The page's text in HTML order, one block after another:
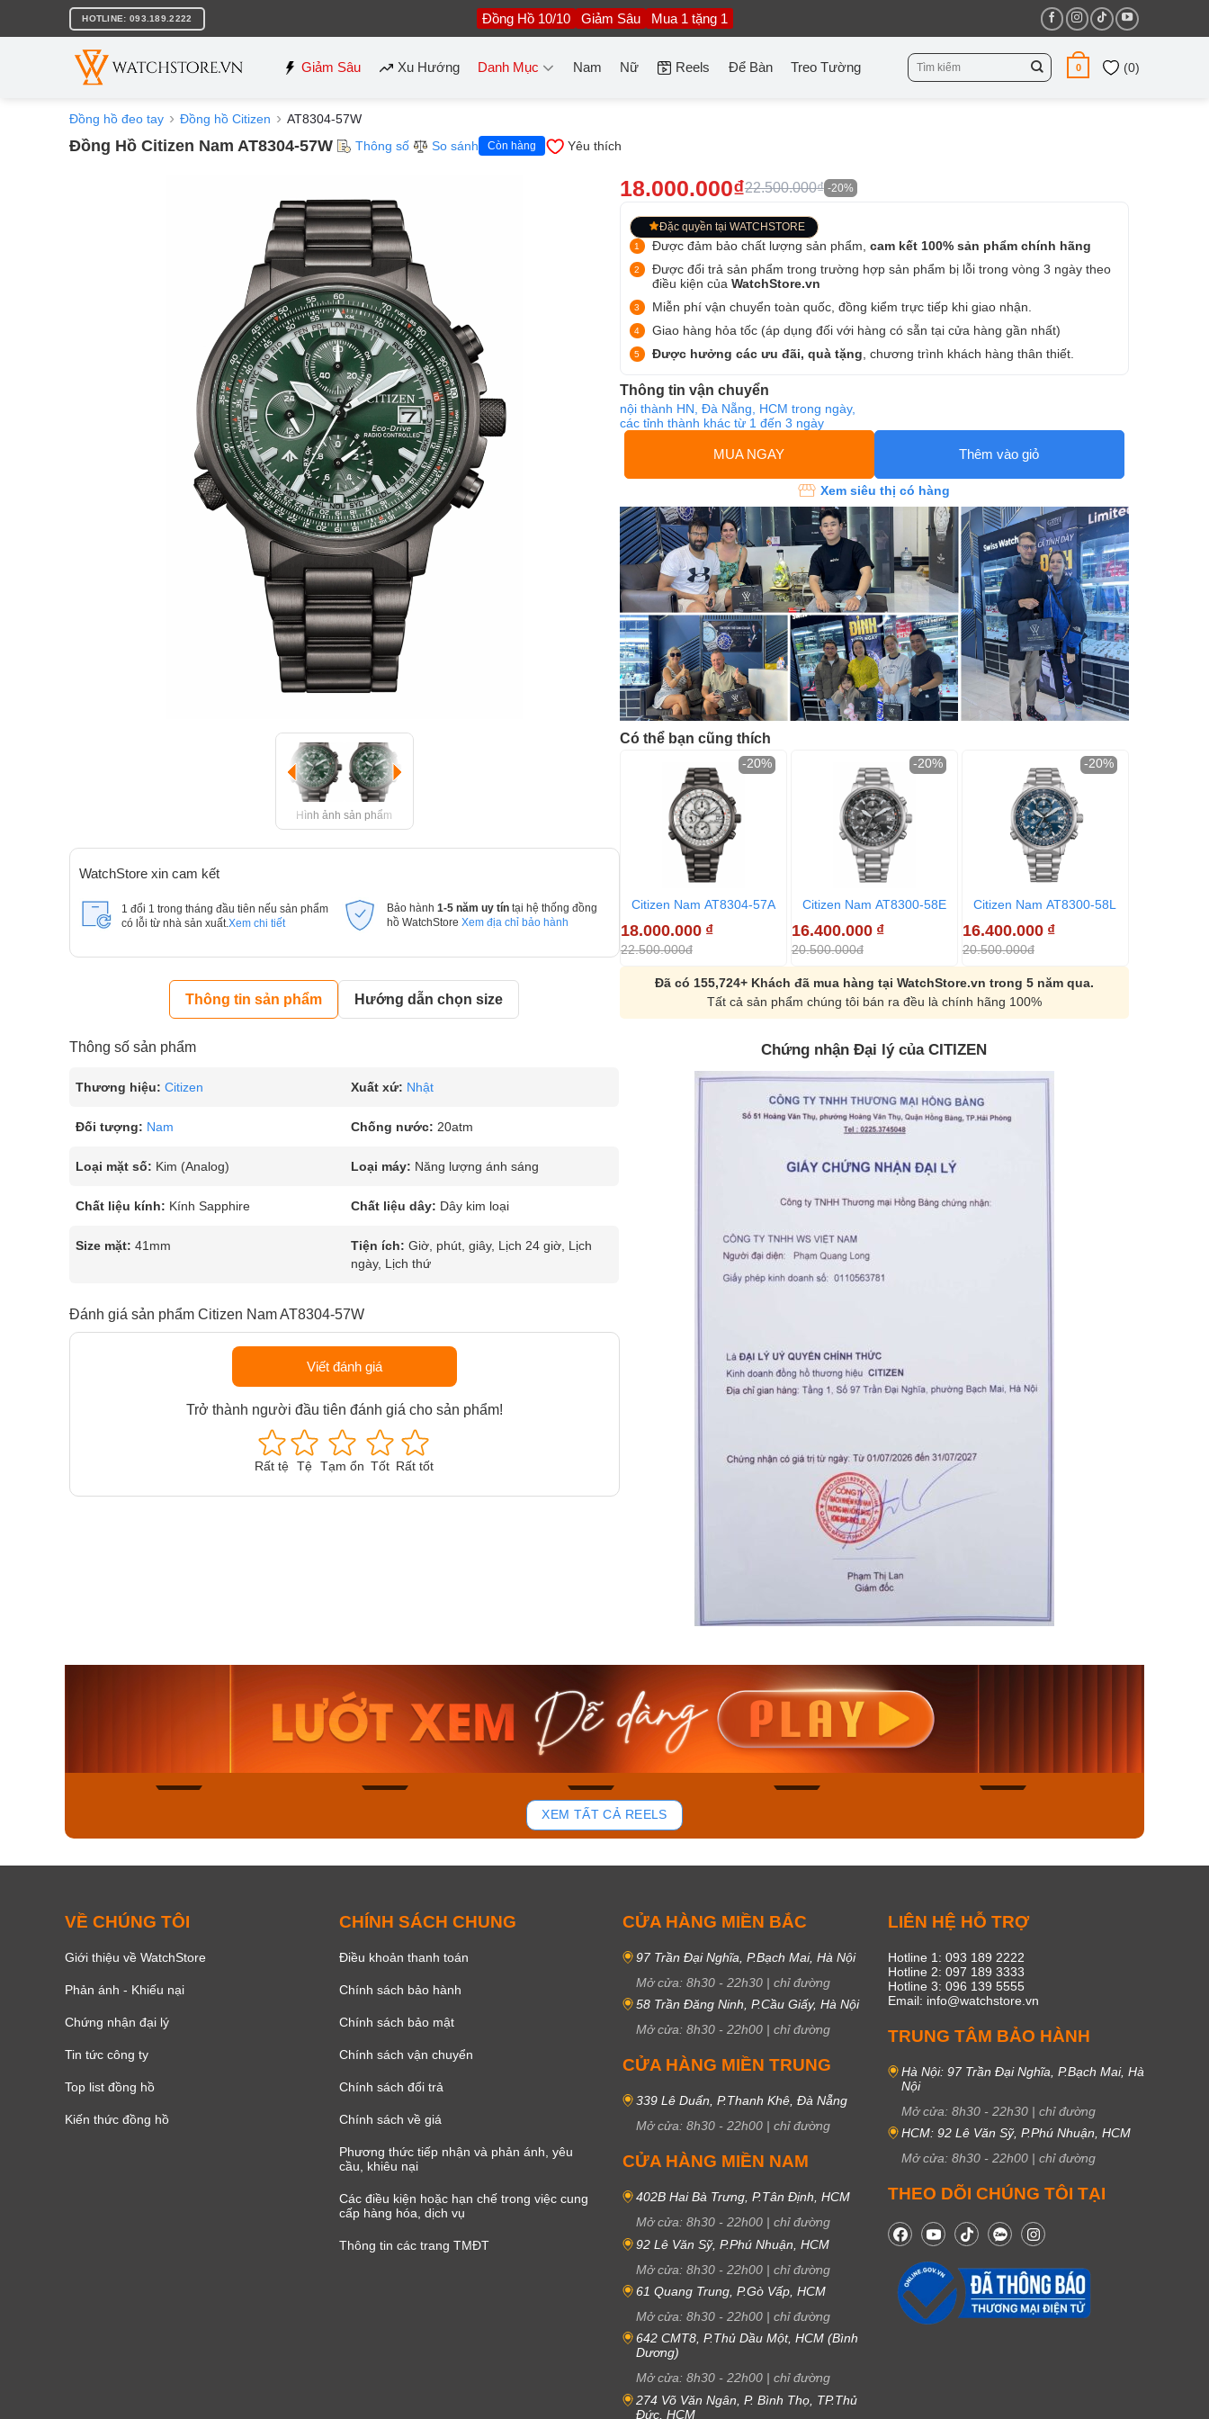
nội
HOTLINE: 093.189.2222 Đồng Hồ 10/10 Giảm Sâu Mua 1 tặng 1
Giảm Sâu Xu Hướng Danh Mục Nam Nữ Reels Để Bàn Treo Tường
Tìm
kiếm:
0 (0)
Đồng hồ đeo tay Đồng hồ Citizen AT8304-57W
Đồng Hồ Citizen Nam AT8304-57W Thông số So sánh Còn hàng Yêu thích
Hình ảnh sản phẩm
WatchStore xin cam kết
1 đổi 1 trong tháng đầu tiên nếu sản phẩm
có lỗi từ nhà sản xuất. Xem chi tiết
Bảo hành 1-5 năm uy tín tại hệ thống đồng
hồ WatchStore Xem địa chỉ bảo hành
Thông tin sản phẩm Hướng dẫn chọn size
Thông số sản phẩm
Thương hiệu: Citizen Xuất xứ: Nhật
Đối tượng: Nam Chống nước: 20atm
Loại mặt số: Kim (Analog) Loại máy: Năng lượng ánh sáng
Chất liệu kính: Kính Sapphire Chất liệu dây: Dây kim loại
Size mặt: 41mm Tiện ích: Giờ, phút, giây, Lịch 24 giờ, Lịch
ngày, Lịch thứ
Đánh giá sản phẩm Citizen Nam AT8304-57W
Viết đánh giá
Trở thành người đầu tiên đánh giá cho sản phẩm!
Rất tệ Tệ Tạm ổn Tốt Rất tốt
18.000.000₫22.500.000₫ -20%
Đặc quyền tại WATCHSTORE
Được đảm bảo chất lượng sản phẩm, cam kết 100% sản phẩm chính hãng
Được đổi trả sản phẩm trong trường hợp sản phẩm bị lỗi trong vòng 3 ngày theo
điều kiện của WatchStore.vn
Miễn phí vận chuyển toàn quốc, đồng kiểm trực tiếp khi giao nhận.
Giao hàng hỏa tốc (áp dụng đối với hàng có sẵn tại cửa hàng gần nhất)
Được hưởng các ưu đãi, quà tặng , chương trình khách hàng thân thiết.
Thông tin vận chuyển
nội thành HN, Đà Nẵng, HCM trong ngày,
các tỉnh thành khác từ 1 đến 3 ngày
MUA NGAY Thêm vào giỏ
Xem siêu thị có hàng
Có thể bạn cũng thích
Citizen Nam AT8304-57A
18.000.000 ₫
22.500.000đ
-20%
Citizen Nam AT8300-58E
16.400.000 ₫
20.500.000đ
-20%
Citizen Nam AT8300-58L
16.400.000 ₫
20.500.000đ
-20%
Đã có 155,724+ Khách đã mua hàng tại WatchStore.vn trong 5 năm qua.
Tất cả sản phẩm chúng tôi bán ra đều là chính hãng 100%
Chứng nhận Đại lý của CITIZEN
Casio Nam MTS-
115D-1AVDF
2.823.000₫
2.399.550₫
Mua ngay
37
Casio Nam MTS-
RS100L-1AVDF
4.276.000₫
3.634.600₫
Casio Unisex AQ-
230EL-1ADF
2.117.000₫
1.799.450₫
Mua ngay
XEM TẤT CẢ REELS
VỀ CHÚNG TÔI
Giới thiệu về WatchStore
Phản ánh - Khiếu nại
Chứng nhận đại lý
Tin tức công ty
Top list đồng hồ
Kiến thức đồng hồ
CHÍNH SÁCH CHUNG
Điều khoản thanh toán
Chính sách bảo hành
Chính sách bảo mật
Chính sách vận chuyển
Chính sách đổi trả
Chính sách về giá
Phương thức tiếp nhận và phản ánh, yêu
cầu, khiêu nại
Các điều kiện hoặc hạn chế trong việc cung
cấp hàng hóa, dịch vụ
Thông tin các trang TMĐT
CỬA HÀNG MIỀN BẮC
97 Trần Đại Nghĩa, P.Bạch Mai, Hà Nội
Mở cửa: 8h30 - 22h30 | chỉ đường
58 Trần Đăng Ninh, P.Cầu Giấy, Hà Nội
Mở cửa: 8h30 - 22h00 | chỉ đường
CỬA HÀNG MIỀN TRUNG
339 Lê Duẩn, P.Thanh Khê, Đà Nẵng
Mở cửa: 8h30 - 22h00 | chỉ đường
CỬA HÀNG MIỀN NAM
402B Hai Bà Trưng, P.Tân Định, HCM
Mở cửa: 8h30 - 22h00 | chỉ đường
92 Lê Văn Sỹ, P.Phú Nhuận, HCM
Mở cửa: 8h30 - 22h00 | chỉ đường
61 Quang Trung, P.Gò Vấp, HCM
Mở cửa: 8h30 - 22h00 | chỉ đường
642 CMT8, P.Thủ Dầu Một, HCM (Bình
Dương)
Mở cửa: 8h30 - 22h00 | chỉ đường
274 Võ Văn Ngân, P. Bình Thọ, TP.Thủ
Đức, HCM
LIÊN HỆ HỖ TRỢ
Hotline 1: 093 189 2222
Hotline 2: 097 189 3333
Hotline 3: 096 139 5555
Email: info@watchstore.vn
TRUNG TÂM BẢO HÀNH
Hà Nội: 97 Trần Đại Nghĩa, P.Bạch Mai, Hà
Nội
Mở cửa: 8h30 - 22h30 | chỉ đường
HCM: 92 Lê Văn Sỹ, P.Phú Nhuận, HCM
Mở cửa: 8h30 - 22h00 | chỉ đường
THEO DÕI CHÚNG TÔI TẠI